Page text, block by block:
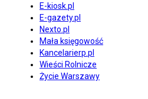
E-kiosk.pl
E-gazety.pl
Nexto.pl
Mała księgowość
Kancelarierp.pl
Wieści Rolnicze
Życie Warszawy